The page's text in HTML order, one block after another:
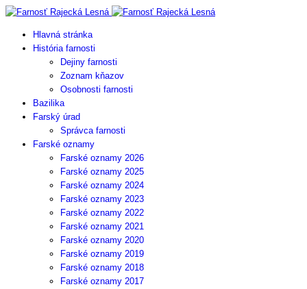
Hlavná stránka
História farnosti
Dejiny farnosti
Zoznam kňazov
Osobnosti farnosti
Bazilika
Farský úrad
Správca farnosti
Farské oznamy
Farské oznamy 2026
Farské oznamy 2025
Farské oznamy 2024
Farské oznamy 2023
Farské oznamy 2022
Farské oznamy 2021
Farské oznamy 2020
Farské oznamy 2019
Farské oznamy 2018
Farské oznamy 2017